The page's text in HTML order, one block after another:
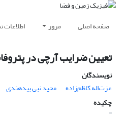
صفحه اصلی مرور اطلاعات
تعیین ضرایب آرچی در
نویسندگان
عزت‌اله کاظم‌زاده
محید نبی بیدهندی
چکیده